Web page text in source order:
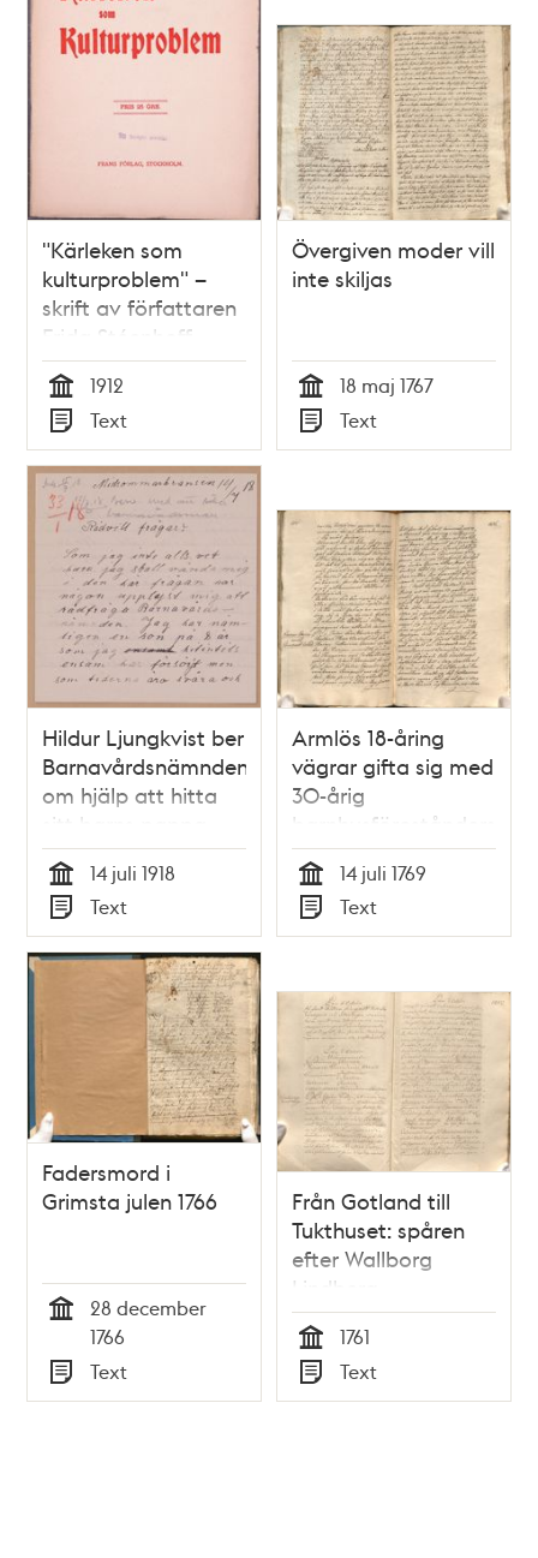
"Kärleken som
kulturproblem" –
skrift av författaren
Frida Stéenhoff
Tid
1912
Typ
Text
Övergiven moder vill
inte skiljas
Tid
18 maj 1767
Typ
Text
Hildur Ljungkvist ber
Barnavårdsnämnden
om hjälp att hitta
sitt barns pappa
Tid
14 juli 1918
Typ
Text
Armlös 18-åring
vägrar gifta sig med
30-årig
barnhusförestånderska
Tid
14 juli 1769
Typ
Text
Fadersmord i
Grimsta julen 1766
28 december
1766
Typ
Text
Från Gotland till
Tukthuset: spåren
efter Wallborg
Lindberg
Tid
1761
Typ
Text